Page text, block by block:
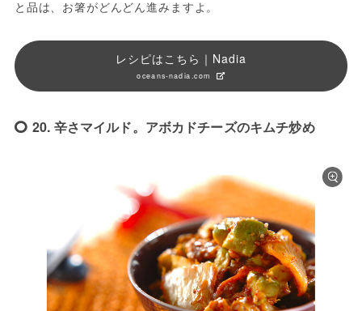
と品は、お箸がどんどん進みますよ。
レシピはこちら｜Nadia
oceans-nadia.com
20. 辛さマイルド。アボカドチーズのキムチ炒め